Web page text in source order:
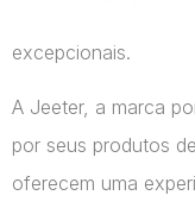
excepcionais.
A Jeeter, a marca
por seus produtos
oferecem uma